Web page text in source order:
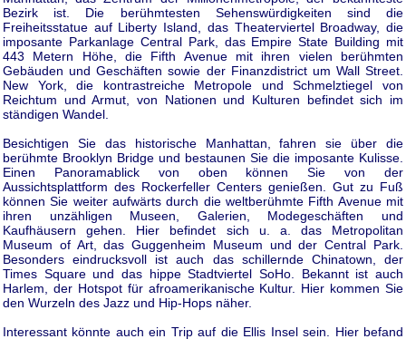
Bezirk ist. Die berühmtesten Sehenswürdigkeiten sind die
Freiheitsstatue auf Liberty Island, das Theaterviertel Broadway, die
imposante Parkanlage Central Park, das Empire State Building mit
443 Metern Höhe, die Fifth Avenue mit ihren vielen berühmten
Gebäuden und Geschäften sowie der Finanzdistrict um Wall Street.
New York, die kontrastreiche Metropole und Schmelztiegel von
Reichtum und Armut, von Nationen und Kulturen befindet sich im
ständigen Wandel.
Besichtigen Sie das historische Manhattan, fahren sie über die
berühmte Brooklyn Bridge und bestaunen Sie die imposante Kulisse.
Einen Panoramablick von oben können Sie von der
Aussichtsplattform des Rockerfeller Centers genießen. Gut zu Fuß
können Sie weiter aufwärts durch die weltberühmte Fifth Avenue mit
ihren unzähligen Museen, Galerien, Modegeschäften und
Kaufhäusern gehen. Hier befindet sich u. a. das Metropolitan
Museum of Art, das Guggenheim Museum und der Central Park.
Besonders eindrucksvoll ist auch das schillernde Chinatown, der
Times Square und das hippe Stadtviertel SoHo. Bekannt ist auch
Harlem, der Hotspot für afroamerikanische Kultur. Hier kommen Sie
den Wurzeln des Jazz und Hip-Hops näher.
Interessant könnte auch ein Trip auf die Ellis Insel sein. Hier befand